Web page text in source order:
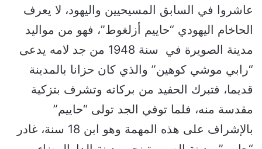
عاشروا في السابق المسيحيين واليهود، لا يعرف
الحاخام اليهودي “حاييم أزلغوط”، فهو من مواليد
مدينة الصويرة في سنة 1948 من جد لامه يدعى
“رابي موشي كوهين” والذي كان حزانا بالمدينة
قديما، فتبرك الحفيد من بركاته وتشرف بتزكية
مقدسة منه، فلما توفي الجد تولى “حاييم”
بالإشراف على هذه المهمة وهو ابن 18 سنة، غادر